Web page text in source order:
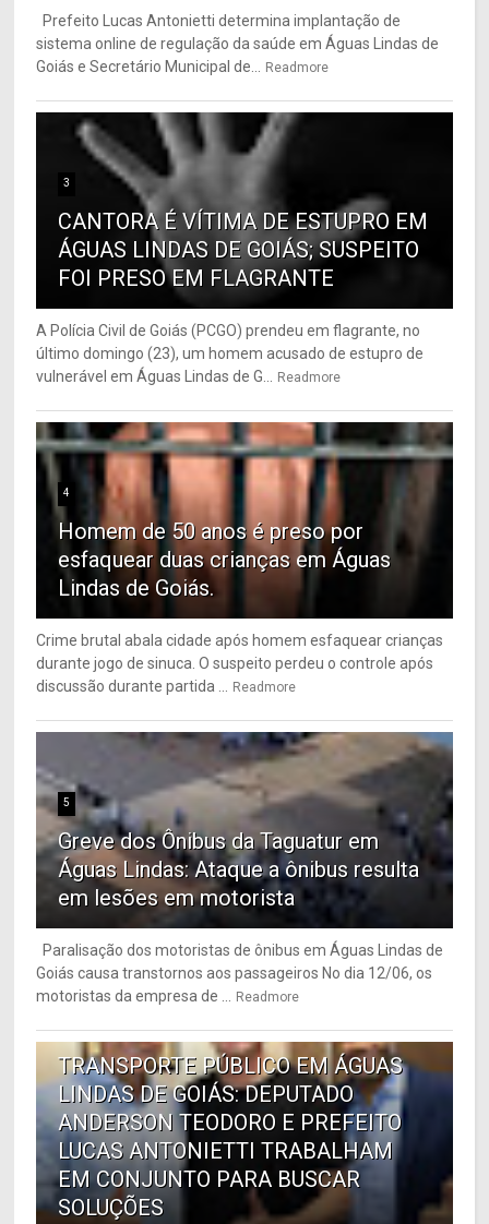
Prefeito Lucas Antonietti determina implantação de
sistema online de regulação da saúde em Águas Lindas de
Goiás e Secretário Municipal de... Readmore
3
CANTORA É VÍTIMA DE ESTUPRO EM
ÁGUAS LINDAS DE GOIÁS; SUSPEITO
FOI PRESO EM FLAGRANTE
A Polícia Civil de Goiás (PCGO) prendeu em flagrante, no
último domingo (23), um homem acusado de estupro de
vulnerável em Águas Lindas de G... Readmore
4
Homem de 50 anos é preso por
esfaquear duas crianças em Águas
Lindas de Goiás.
Crime brutal abala cidade após homem esfaquear crianças
durante jogo de sinuca. O suspeito perdeu o controle após
discussão durante partida ... Readmore
5
Greve dos Ônibus da Taguatur em
Águas Lindas: Ataque a ônibus resulta
em lesões em motorista
Paralisação dos motoristas de ônibus em Águas Lindas de
Goiás causa transtornos aos passageiros No dia 12/06, os
motoristas da empresa de ... Readmore
6
TRANSPORTE PÚBLICO EM ÁGUAS
LINDAS DE GOIÁS: DEPUTADO
ANDERSON TEODORO E PREFEITO
LUCAS ANTONIETTI TRABALHAM
EM CONJUNTO PARA BUSCAR
SOLUÇÕES